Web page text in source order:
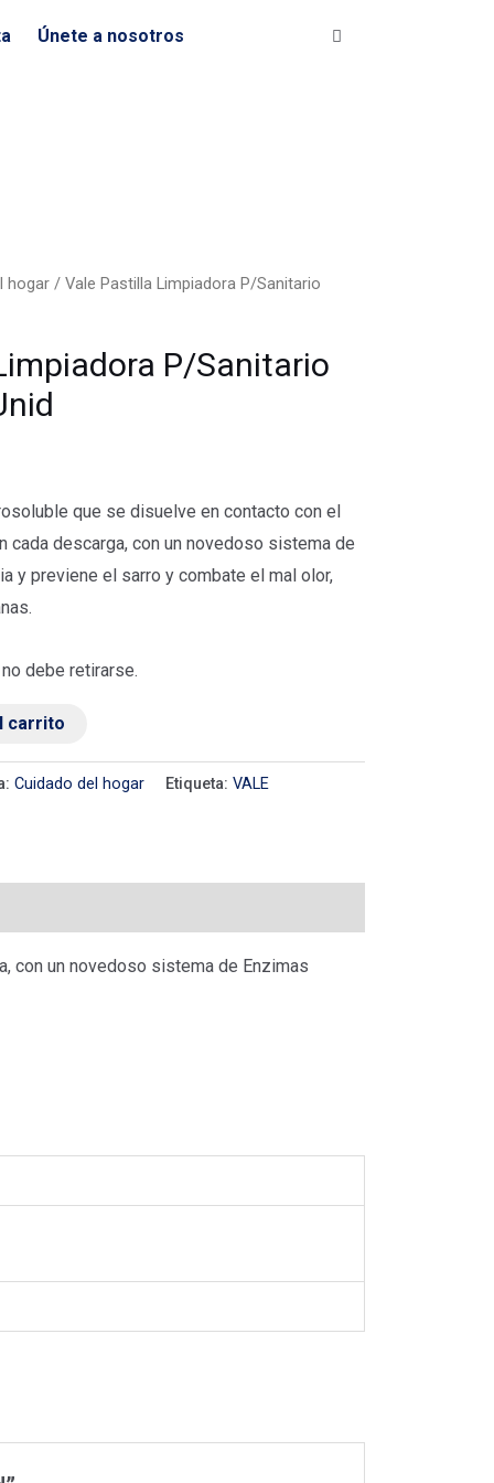
Únete a nosotros
hogar / Vale Pastilla Limpiadora P/Sanitario
P/Sanitario
que se disuelve en contacto con el
cada descarga, con un novedoso sistema de
y previene el sarro y combate el mal olor,
debe retirarse.
carrito
Cuidado del hogar Etiqueta:VALE
con un novedoso sistema de Enzimas